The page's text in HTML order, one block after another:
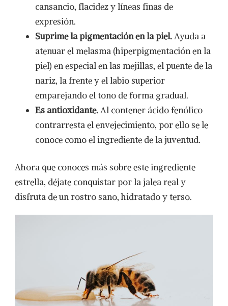
cansancio, flacidez y líneas finas de
expresión.
Suprime la pigmentación en la piel.Ayuda a
atenuar el melasma (hiperpigmentación en la
piel) en especial en las mejillas, el puente de la
nariz, la frente y el labio superior
emparejando el tono de forma gradual.
Es antioxidante.Al contener ácido fenólico
contrarresta el envejecimiento, por ello se le
conoce como el ingrediente de la juventud.
Ahora que conoces más sobre este ingrediente
estrella, déjate conquistar por la jalea real y
disfruta de un rostro sano, hidratado y terso.